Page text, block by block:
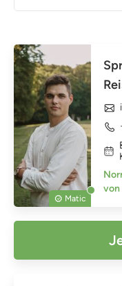
Matic
von